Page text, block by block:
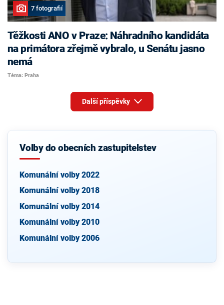
7 fotografií
Těžkosti ANO v Praze: Náhradního kandidáta
na primátora zřejmě vybralo, u Senátu jasno
nemá
Téma: Praha
Další příspěvky
Volby do obecních zastupitelstev
Komunální volby 2022
Komunální volby 2018
Komunální volby 2014
Komunální volby 2010
Komunální volby 2006